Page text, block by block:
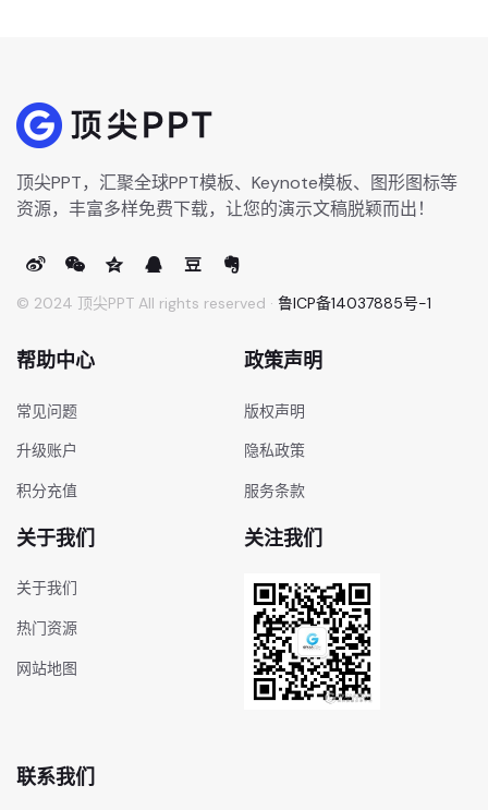
顶尖PPT，汇聚全球PPT模板、Keynote模板、图形图标等
资源，丰富多样免费下载，让您的演示文稿脱颖而出！
© 2024 顶尖PPT All rights reserved · 鲁ICP备14037885号-1
帮助中心
常见问题
升级账户
积分充值
政策声明
版权声明
隐私政策
服务条款
关于我们
关于我们
热门资源
网站地图
关注我们
联系我们